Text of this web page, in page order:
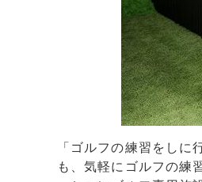
「ゴルフの練習をし
も、気軽にゴルフの練